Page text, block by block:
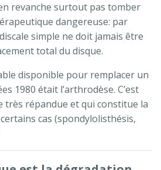
revanche surtout pas tomber
dangereuse: par
simple ne doit jamais être
total du disque.
disponible pour remplacer un
1980 était l’arthrodèse. C’est
très répandue et qui constitue la
cas (spondylolisthésis,